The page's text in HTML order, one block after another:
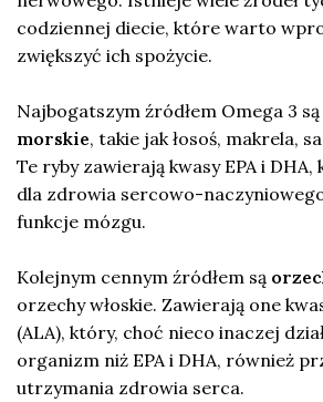
codziennej diecie, które warto
zwiększyć ich spożycie.
Najbogatszym źródłem Omega 3 są
morskie, takie jak łosoś, makrela,
Te ryby zawierają kwasy EPA i
dla zdrowia sercowo-
funkcje mózgu.
Kolejnym cennym źródłem są
orzechy włoskie. Zawierają one
(ALA), który, choć nieco inaczej
organizm niż EPA i DHA, również
utrzymania zdrowia serca.